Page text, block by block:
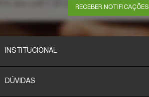
RECEBER NOTIFICAÇÕES
INSTITUCIONAL
DÚVIDAS